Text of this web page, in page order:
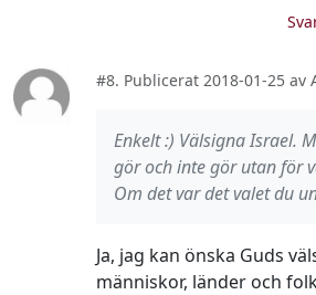
#8. Publicerat 2018-01-25 av
Enkelt :) Välsigna Israel.
gör och inte gör utan för
Om det var det valet du
Ja, jag kan önska Guds
människor, länder och